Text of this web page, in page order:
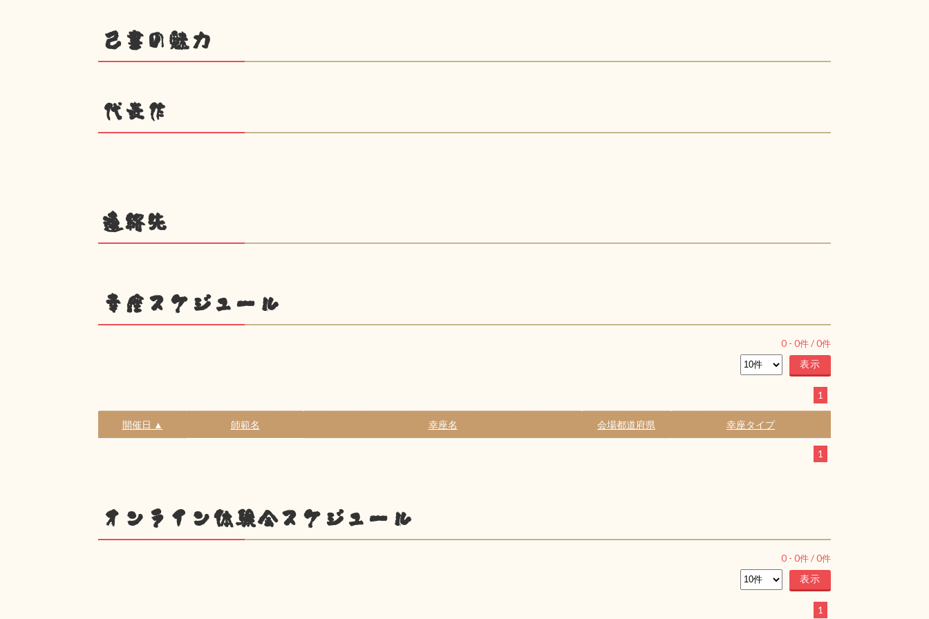
己書の魅力
代表作
連絡先
幸座スケジュール
0 - 0件 /0件
1
開催日 ▲ 師範名 幸座名 会場都道府県 幸座タイプ
1
オンライン体験会スケジュール
0 - 0件 /0件
1